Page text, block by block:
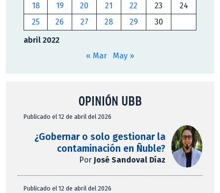
abril 2022
18
19 20 21 22 23
24
25
26 27 28 29 30
« Mar May »
OPINIÓN UBB
Publicado el 12 de abril del 2026
¿Gobernar o solo gestionar la
contaminación en Ñuble?
Por José Sandoval Díaz
Publicado el 12 de abril del 2026